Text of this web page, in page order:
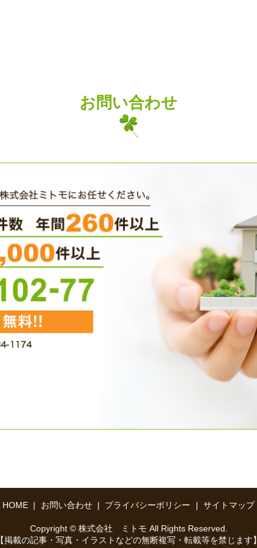
お問い合わせ
HOME お問い合わせ プライバシーポリシー サイトマップ
Copyright © 株式会社 ミトモ All Rights Reserved.
【掲載の記事・写真・イラストなどの無断複写・転載等を禁じます】